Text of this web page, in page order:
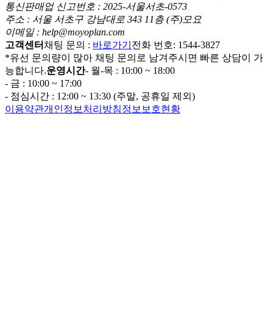
통신판매업 신고번호 : 2025-서울서초-0573
주소 : 서울 서초구 강남대로 343 11층 (주)모요
이메일 : help@moyoplan.com
고객센터채팅 문의 : 바로가기 전화 번호: 1544-3827
*유선 문의량이 많아 채팅 문의로 남겨주시면 빠른 상담이 가
능합니다.운영시간- 월-목 : 10:00 ~ 18:00
- 금 : 10:00 ~ 17:00
- 점심시간 : 12:00 ~ 13:30 (주말, 공휴일 제외)
이용약관개인정보처리방침정보보호현황